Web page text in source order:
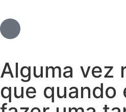
Alguma vez
que quando